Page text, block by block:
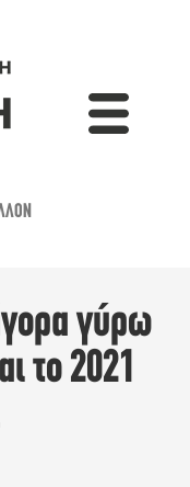
γύρω
το 2021